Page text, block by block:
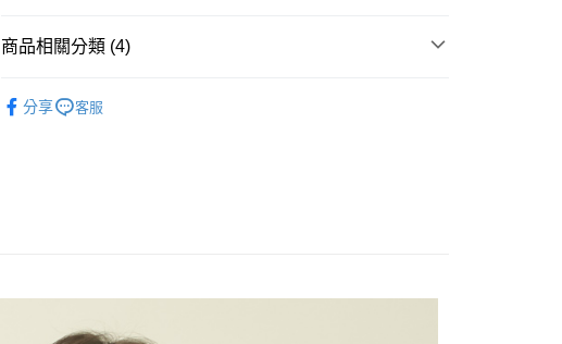
每筆NT$60，滿NT$1,500(含以上)免運費
每筆NT$60，滿NT$1,500(含以上)免運費
商品相關分類 (4)
分享 客服